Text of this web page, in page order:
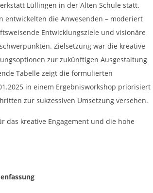
Lüllingen in der Alten Schule statt.
entwickelten die Anwesenden – moderiert
Entwicklungsziele und visionäre
Zielsetzung war die kreative
zur zukünftigen Ausgestaltung
Tabelle zeigt die formulierten
in einem Ergebnisworkshop priorisiert
zur sukzessiven Umsetzung versehen.
das kreative Engagement und die hohe